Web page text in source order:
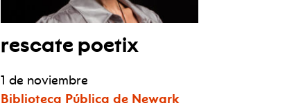
rescate poetix
1 de noviembre
Biblioteca Pública de Newark